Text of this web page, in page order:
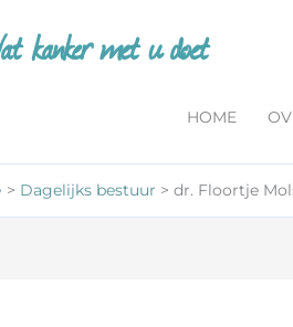
kanker met u doet
HOME
Dagelijks bestuur dr. Floortje